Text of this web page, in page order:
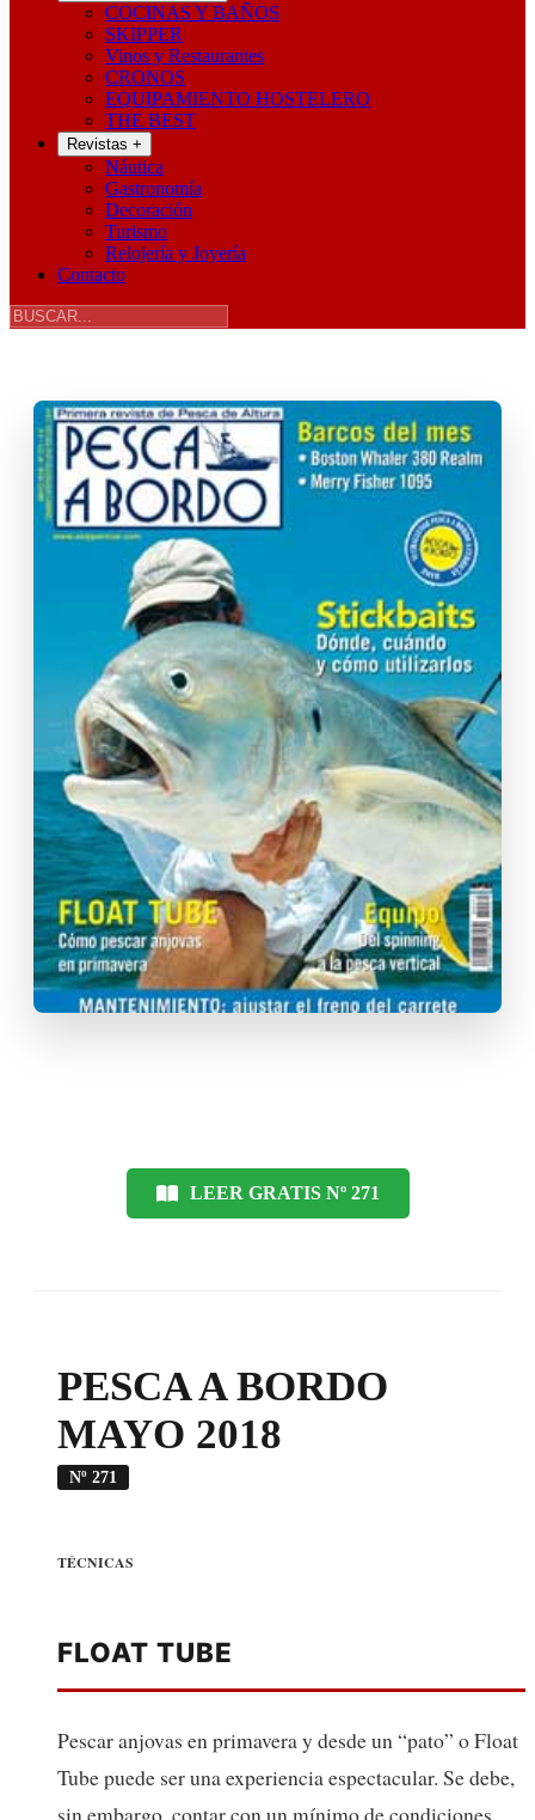
COCINAS Y BAÑOS
SKIPPER
Vinos y Restaurantes
CRONOS
EQUIPAMIENTO HOSTELERO
THE BEST
Revistas +
Náutica
Gastronomía
Decoración
Turismo
Relojería y Joyería
Contacto
LEER GRATIS Nº 271
PESCA A BORDO
MAYO 2018
Nº 271
TÉCNICAS
FLOAT TUBE
Pescar anjovas en primavera y desde un “pato” o Float
Tube puede ser una experiencia espectacular. Se debe,